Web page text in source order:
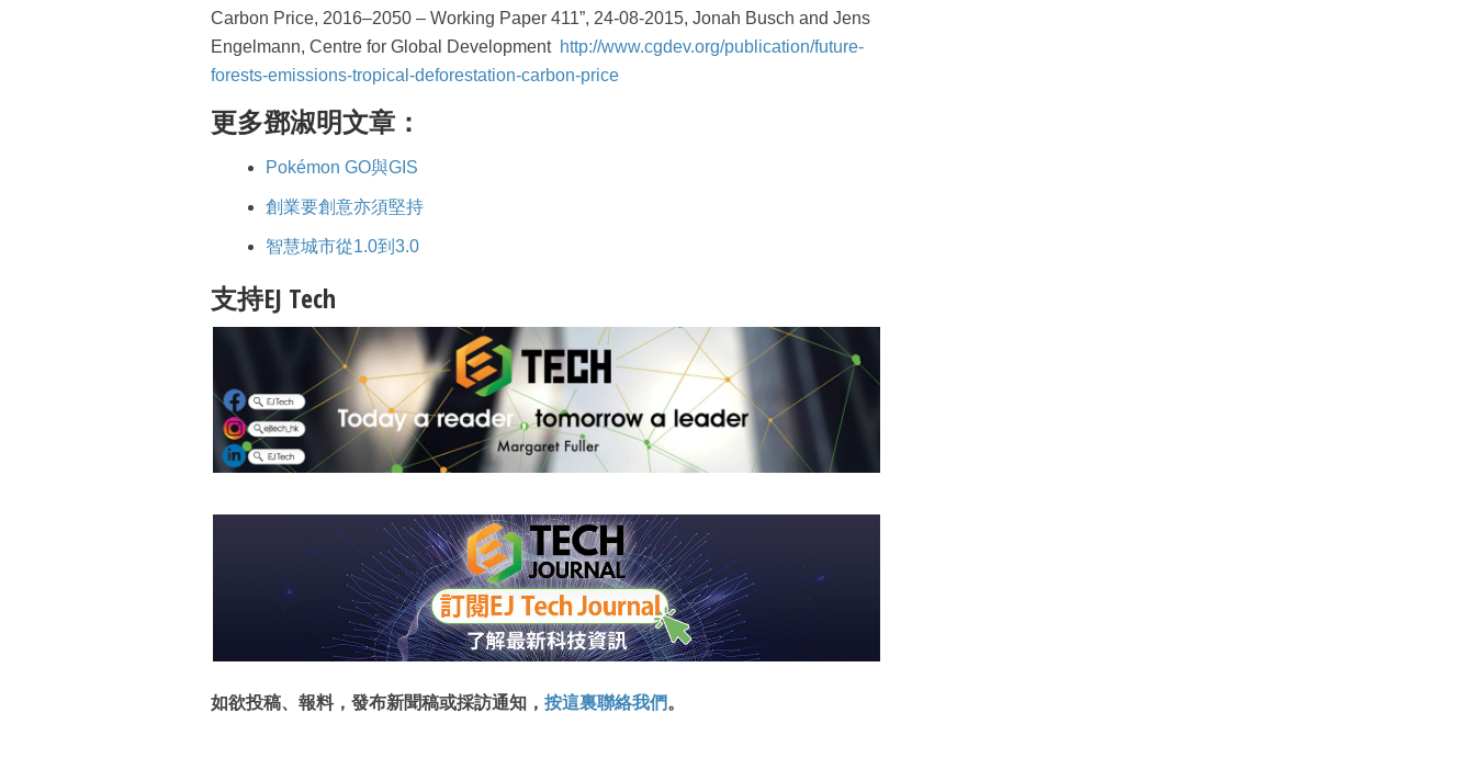
Carbon Price, 2016–2050 – Working Paper 411”, 24-08-2015, Jonah Busch and Jens
Engelmann, Centre for Global Development http://www.cgdev.org/publication/future-
forests-emissions-tropical-deforestation-carbon-price
更多鄧淑明文章：
Pokémon GO與GIS
創業要創意亦須堅持
智慧城市從1.0到3.0
支持EJ Tech
如欲投稿、報料，發布新聞稿或採訪通知， 按這裏聯絡我們。